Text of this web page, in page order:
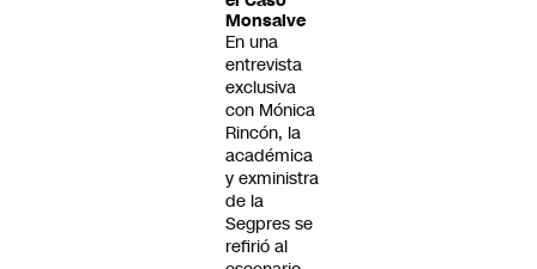
Monsalve
En una
entrevista
exclusiva
con Mónica
Rincón, la
académica
y exministra
de la
Segpres se
refirió al